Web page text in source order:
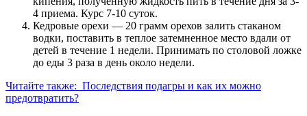
4 приема. Курс 7-10 суток.
Кедровые орехи — 20 грамм орехов залить стаканом
водки, поставить в теплое затемненное место вдали от
детей в течение 1 недели. Принимать по столовой ложке
до еды 3 раза в день около недели.
Читайте также: Последствия подагры и как их можно
предотвратить?